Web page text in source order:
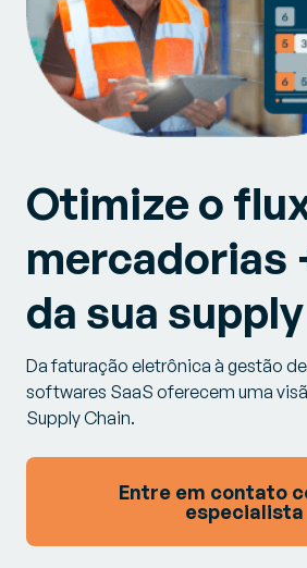
Otimize o
mercadorias
da sua
Da faturação eletrônica à gestão
softwares SaaS oferecem uma
Supply Chain.
Entre em contato
especialista